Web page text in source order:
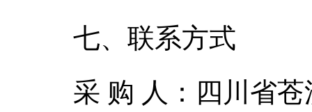
七、联系方式
采 购 人：四川省